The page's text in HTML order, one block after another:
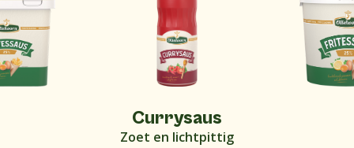
Currysaus
Zoet en lichtpittig